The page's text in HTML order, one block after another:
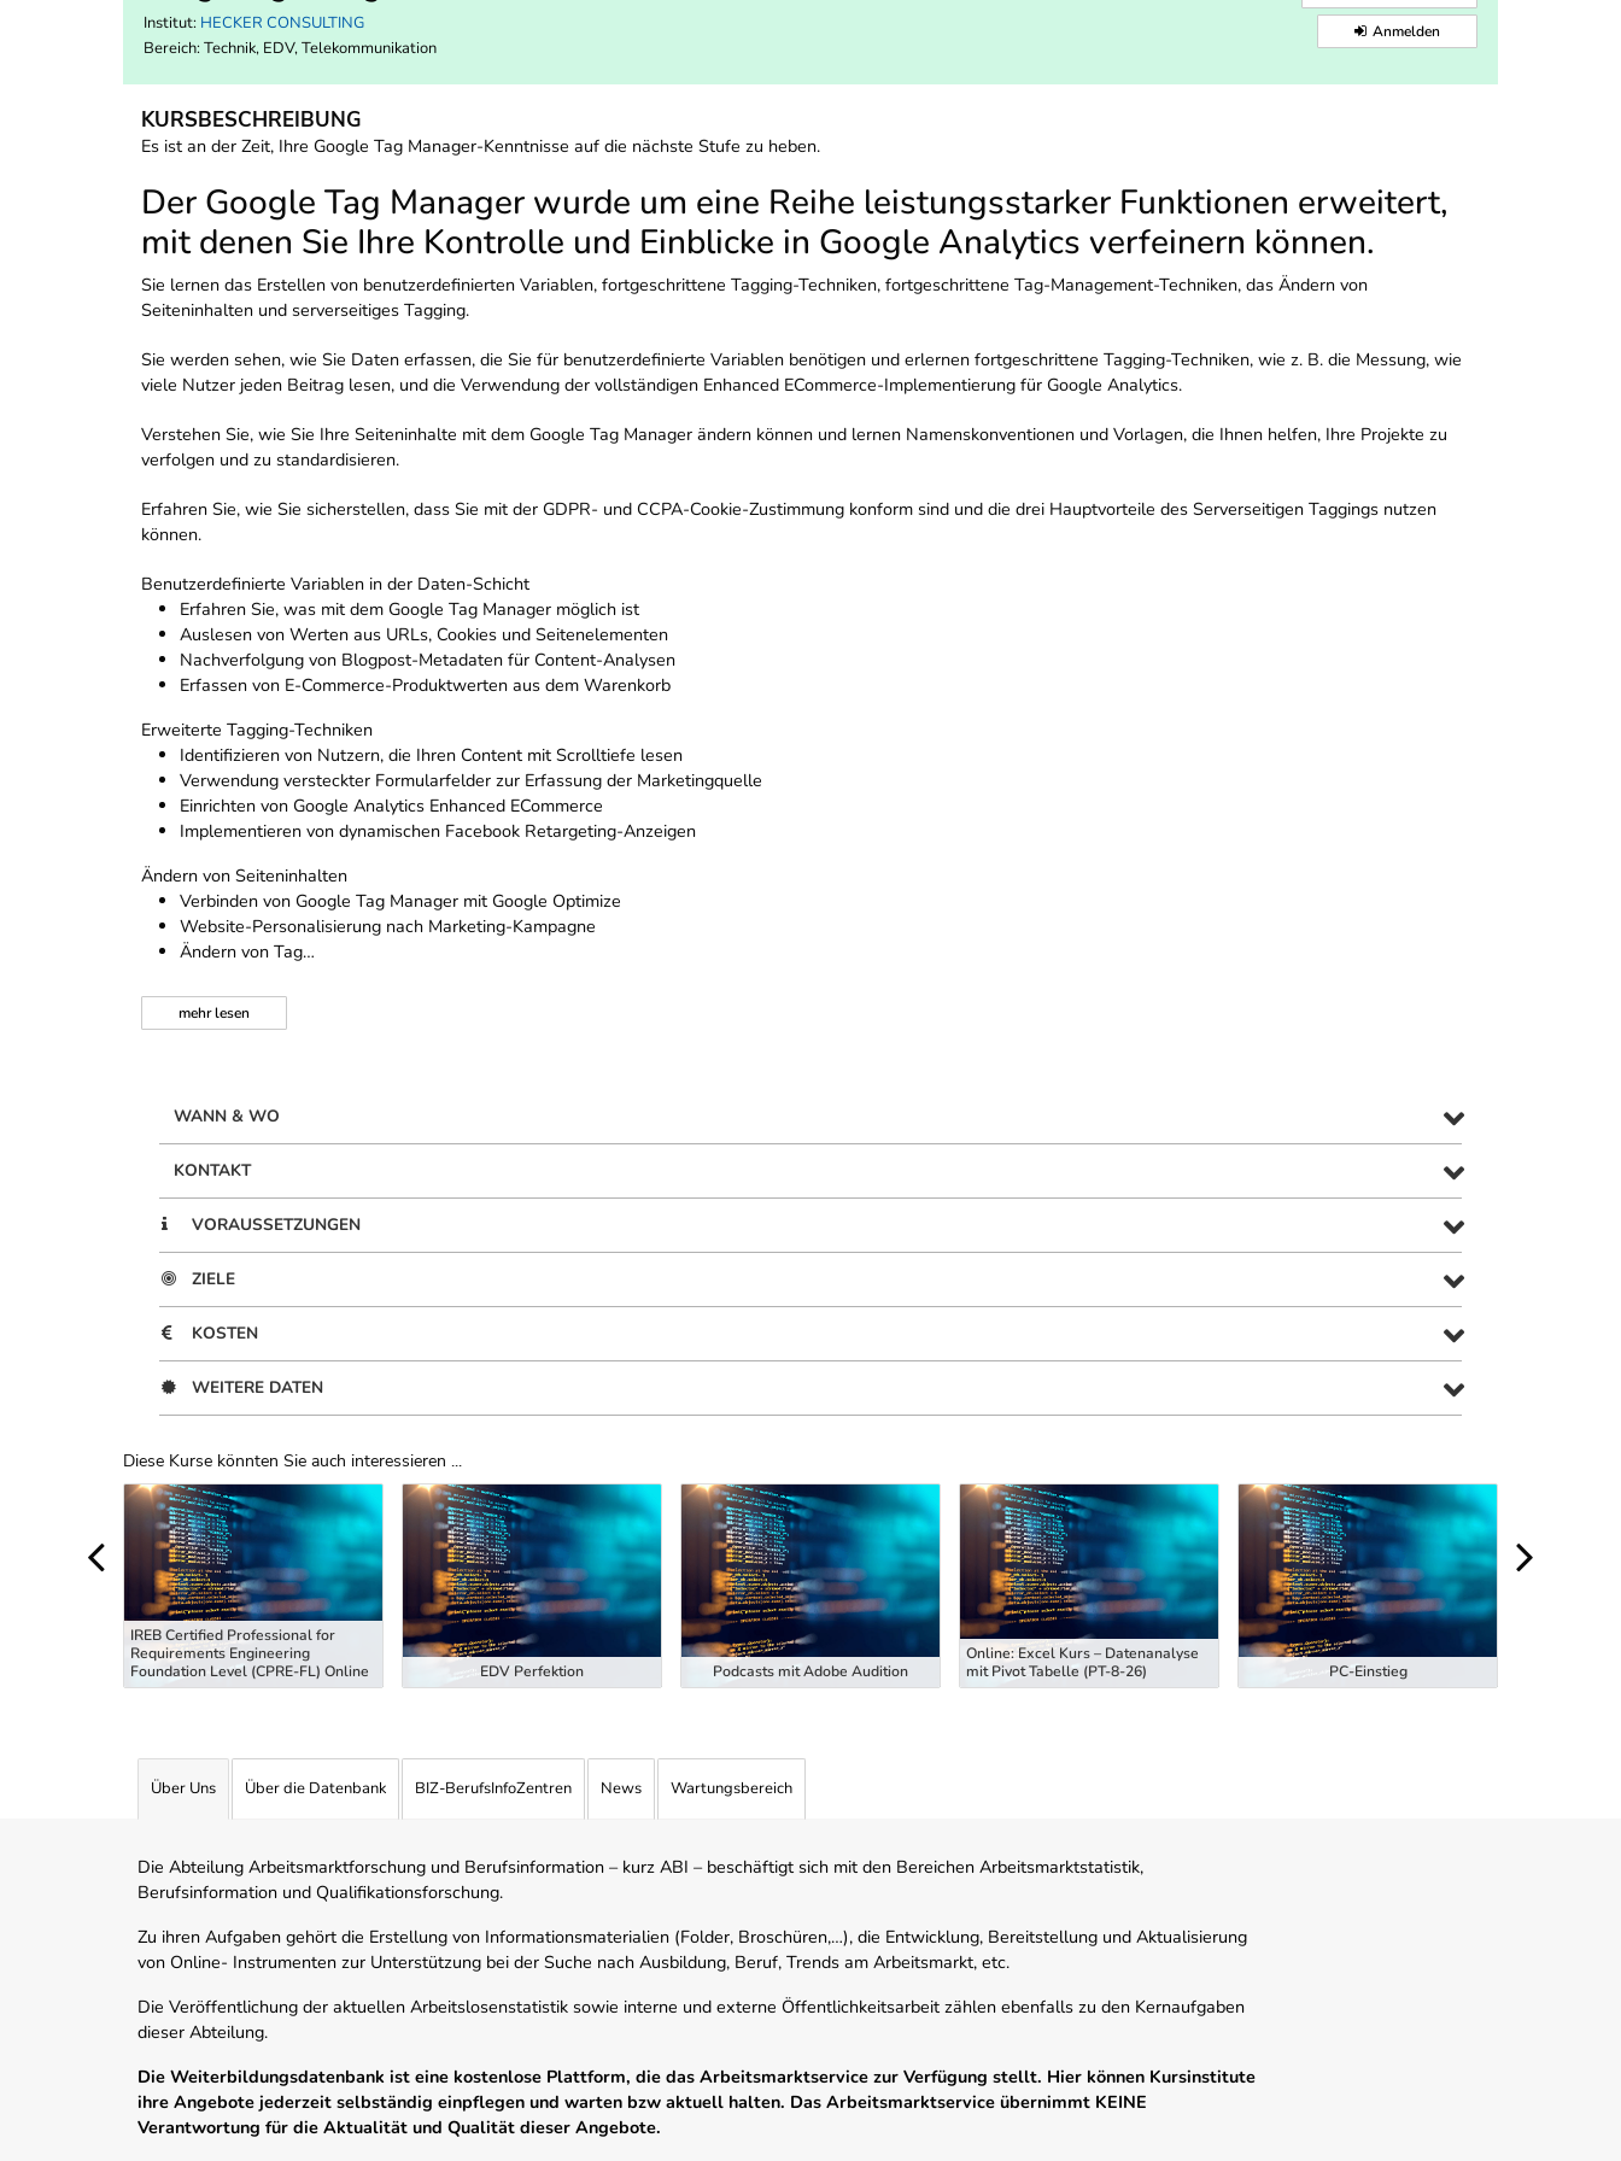
Institut: HECKER CONSULTING
Bereich: Technik, EDV, Telekommunikation
Anmelden
KURSBESCHREIBUNG
Es ist an der Zeit, Ihre Google Tag Manager-Kenntnisse auf die nächste Stufe zu heben.
Der Google Tag Manager wurde um eine Reihe leistungsstarker Funktionen erweitert,
mit denen Sie Ihre Kontrolle und Einblicke in Google Analytics verfeinern können.
Sie lernen das Erstellen von benutzerdefinierten Variablen, fortgeschrittene Tagging-Techniken, fortgeschrittene Tag-Management-Techniken, das Ändern von
Seiteninhalten und serverseitiges Tagging.
Sie werden sehen, wie Sie Daten erfassen, die Sie für benutzerdefinierte Variablen benötigen und erlernen fortgeschrittene Tagging-Techniken, wie z. B. die Messung, wie
viele Nutzer jeden Beitrag lesen, und die Verwendung der vollständigen Enhanced ECommerce-Implementierung für Google Analytics.
Verstehen Sie, wie Sie Ihre Seiteninhalte mit dem Google Tag Manager ändern können und lernen Namenskonventionen und Vorlagen, die Ihnen helfen, Ihre Projekte zu
verfolgen und zu standardisieren.
Erfahren Sie, wie Sie sicherstellen, dass Sie mit der GDPR- und CCPA-Cookie-Zustimmung konform sind und die drei Hauptvorteile des Serverseitigen Taggings nutzen
können.
Benutzerdefinierte Variablen in der Daten-Schicht
Erfahren Sie, was mit dem Google Tag Manager möglich ist
Auslesen von Werten aus URLs, Cookies und Seitenelementen
Nachverfolgung von Blogpost-Metadaten für Content-Analysen
Erfassen von E-Commerce-Produktwerten aus dem Warenkorb
Erweiterte Tagging-Techniken
Identifizieren von Nutzern, die Ihren Content mit Scrolltiefe lesen
Verwendung versteckter Formularfelder zur Erfassung der Marketingquelle
Einrichten von Google Analytics Enhanced ECommerce
Implementieren von dynamischen Facebook Retargeting-Anzeigen
Ändern von Seiteninhalten
Verbinden von Google Tag Manager mit Google Optimize
Website-Personalisierung nach Marketing-Kampagne
Ändern von Tag…
mehrlesen
WANN & WO
KONTAKT
VORAUSSETZUNGEN
ZIELE
KOSTEN
WEITERE DATEN
Diese Kurse könnten Sie auch interessieren ...
Uber Weiterbildungsvorschläge
IREB Certified Professional for
Requirements Engineering
Foundation Level (CPRE-FL) Online
EDV Perfektion Podcasts mit Adobe Audition
Online: Excel Kurs – Datenanalyse
mit Pivot Tabelle (PT-8-26)
PC-Einstieg
Über Uns Über die Datenbank BIZ-BerufsInfoZentren News Wartungsbereich
Die Abteilung Arbeitsmarktforschung und Berufsinformation – kurz ABI – beschäftigt sich mit den Bereichen Arbeitsmarktstatistik,
Berufsinformation und Qualifikationsforschung.
Zu ihren Aufgaben gehört die Erstellung von Informationsmaterialien (Folder, Broschüren,…), die Entwicklung, Bereitstellung und Aktualisierung
von Online- Instrumenten zur Unterstützung bei der Suche nach Ausbildung, Beruf, Trends am Arbeitsmarkt, etc.
Die Veröffentlichung der aktuellen Arbeitslosenstatistik sowie interne und externe Öffentlichkeitsarbeit zählen ebenfalls zu den Kernaufgaben
dieser Abteilung.
Die Weiterbildungsdatenbank ist eine kostenlose Plattform, die das Arbeitsmarktservice zur Verfügung stellt. Hier können Kursinstitute
ihre Angebote jederzeit selbständig einpflegen und warten bzw aktuell halten. Das Arbeitsmarktservice übernimmt KEINE
Verantwortung für die Aktualität und Qualität dieser Angebote.